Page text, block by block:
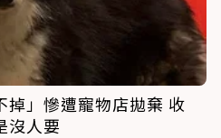
掉」慘遭寵物店拋棄 收
沒人要